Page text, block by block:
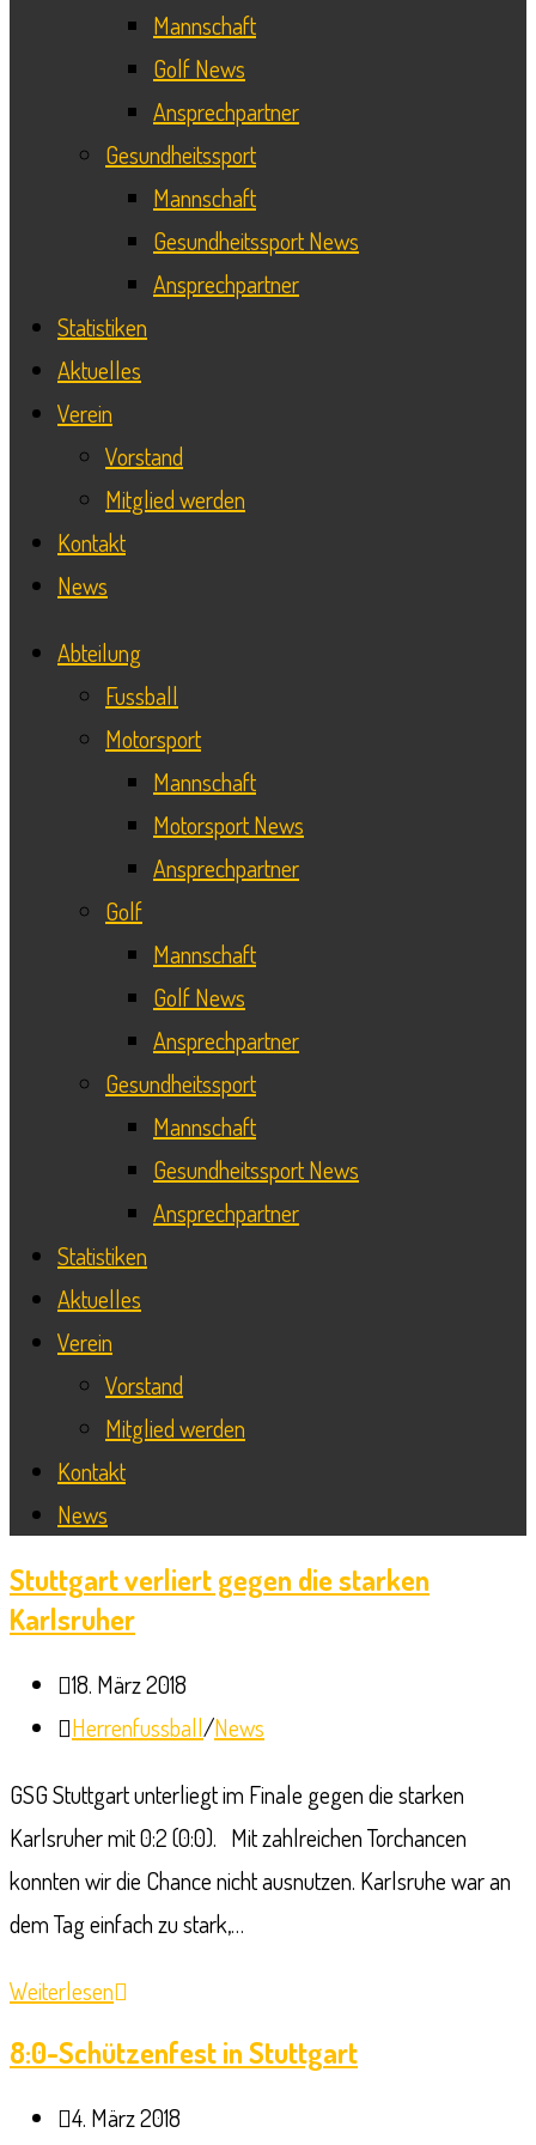
Mannschaft
Golf News
Ansprechpartner
Gesundheitssport
Mannschaft
Gesundheitssport News
Ansprechpartner
Statistiken
Aktuelles
Verein
Vorstand
Mitglied werden
Kontakt
News
Abteilung
Fussball
Motorsport
Mannschaft
Motorsport News
Ansprechpartner
Golf
Mannschaft
Golf News
Ansprechpartner
Gesundheitssport
Mannschaft
Gesundheitssport News
Ansprechpartner
Statistiken
Aktuelles
Verein
Vorstand
Mitglied werden
Kontakt
News
Stuttgart verliert gegen die starken
Karlsruher
Beitrag
veröffentlicht:
18. März 2018
Beitrags-
Herrenfussball/News
GSG Stuttgart unterliegt im Finale gegen die starken
Karlsruher mit 0:2 (0:0). Mit zahlreichen Torchancen
konnten wir die Chance nicht ausnutzen. Karlsruhe war an
dem Tag einfach zu stark,…
WeiterlesenStuttgart
gegen
die
8:0-Schützenfest in Stuttgart
Beitrag
4. März 2018